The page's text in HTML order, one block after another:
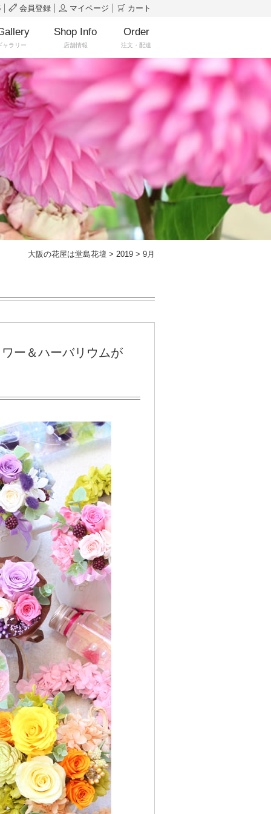
会員登録 マイページ カート
ャラリー
Shop Info
店舗情報
Order
注文・配達
大阪の花屋は堂島花壇 > 2019 > 9月
ー＆ハーバリウムが